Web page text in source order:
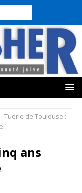
escort bayanlar
numara sıcak sex
numaraları
ucuz
Tuerie de Toulouse :
ans